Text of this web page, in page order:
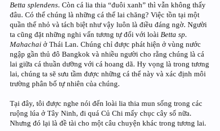
Betta splendens. Còn cá lia thia “đuôi xanh” thì vẫn không thấy
đâu. Có thể chúng là những cá thể lai chăng? Việc tồn tại một
quần thể nhỏ và tách biệt như vậy luôn là điều đáng ngờ. Người
ta cũng đặt những nghi vấn tương tự đối với loài Betta sp.
Mahachai ở Thái Lan. Chúng chỉ được phát hiện ở vùng nước
ngập gần thủ đô Bangkok và nhiều người cho rằng chúng là cá
lai giữa cá thuần dưỡng với cá hoang dã. Hy vọng là trong tương
lai, chúng ta sẽ sưu tầm được những cá thể này và xác định môi
trường phân bố tự nhiên của chúng.
Tại đây, tôi được nghe nói đến loài lia thia mun sống trong các
ruộng lúa ở Tây Ninh, đi quá Củ Chi mấy chục cây số nữa.
Nhưng đó lại là đề tài cho một câu chuyện khác trong tương lai.